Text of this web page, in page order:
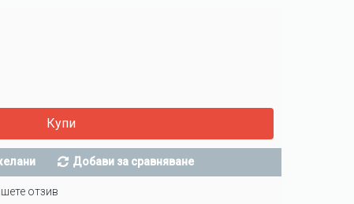
Купи
Добави за сравняване
отзив